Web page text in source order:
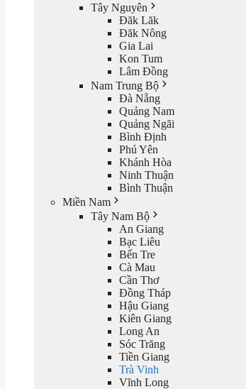
Tây Nguyên
Đăk Lăk
Đăk Nông
Gia Lai
Kon Tum
Lâm Đồng
Nam Trung Bộ
Đà Nẵng
Quảng Nam
Quảng Ngãi
Bình Định
Phú Yên
Khánh Hòa
Ninh Thuận
Bình Thuận
Miền Nam
Tây Nam Bộ
An Giang
Bạc Liêu
Bến Tre
Cà Mau
Cần Thơ
Đồng Tháp
Hậu Giang
Kiên Giang
Long An
Sóc Trăng
Tiền Giang
Trà Vinh
Vĩnh Long